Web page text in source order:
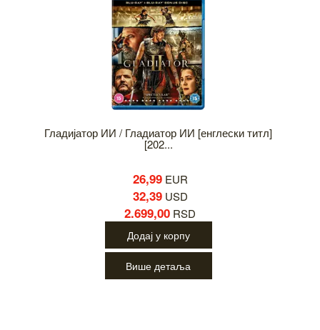
Гладијатор ИИ / Гладиатор ИИ [енглески титл]
[202...
26,99EUR
32,39USD
2.699,00 RSD
Додај у корпу
Више детаља